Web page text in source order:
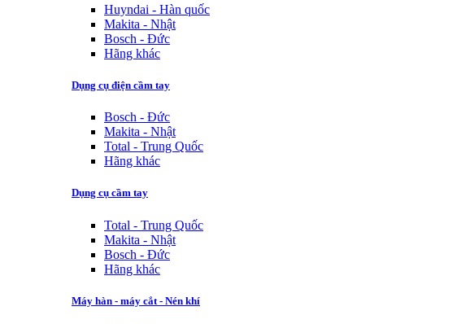
Huyndai - Hàn quốc
Makita - Nhật
Bosch - Đức
Hãng khác
Dụng cụ điện cầm tay
Bosch - Đức
Makita - Nhật
Total - Trung Quốc
Hãng khác
Dụng cụ cầm tay
Total - Trung Quốc
Makita - Nhật
Bosch - Đức
Hãng khác
Máy hàn - máy cắt - Nén khí